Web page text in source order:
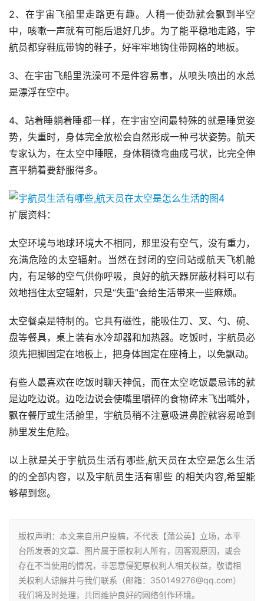
2、在宇宙飞船里走路更有趣。人稍一使劲就会飘到半空
中，咳嗽一声就有可能后退好几步。为了能平稳地走路，宇
航员都穿鞋底带钩的鞋子，好牢牢地钩住带网格的地板。
3、在宇宙飞船里洗澡可不是件容易事，从喷头喷出的水总
是漂浮在空中。
4、站着睡躺着睡都一样，在宇宙空间最特殊的就是睡觉姿
势，失重时，身体完全放松会自然形成一种弓状姿势。航天
专家认为，在太空中睡眠，身体稍微弯曲成弓状，比完全伸
直平躺着要舒服得多。
扩展资料：
太空环境与地球环境大不相同，那里没有空气，没有重力，
充满危险的太空辐射。当然在封闭的空间站或航天飞机舱
内，有足够的空气供你呼吸，良好的航天器屏蔽材料可以有
效地挡住太空辐射，只是“失重”会给生活带来一些麻烦。
太空餐桌是特制的。它具有磁性，能吸住刀、叉、勺、碗、
盘等餐具，桌上装有水冷却器和加热器。吃饭时，宇航员必
须先把脚固定在地板上，把身体固定在座椅上，以免飘动。
有些人最喜欢在吃饭时聊天神侃，而在太空吃饭最忌讳的就
是边吃边说。边吃边说会使嘴里嚼碎的食物碎末飞出嘴外，
飘在餐厅或生活舱里，宇航员稍不注意吸进鼻腔就容易呛到
肺里发生危险。
以上就是关于宇航员生活有哪些,航天员在太空是怎么生活
的的全部内容，以及宇航员生活有哪些 的相关内容,希望能
够帮到您。
版权声明：本文来自用户投稿，不代表【蒲公英】立场，本平
台所发表的文章、图片属于原权利人所有，因客观原因，或会
存在不当使用的情况，非恶意侵犯原权利人相关权益，敬请相
关权利人谅解并与我们联系（邮箱：350149276@qq.com）
我们将及时处理，共同维护良好的网络创作环境。